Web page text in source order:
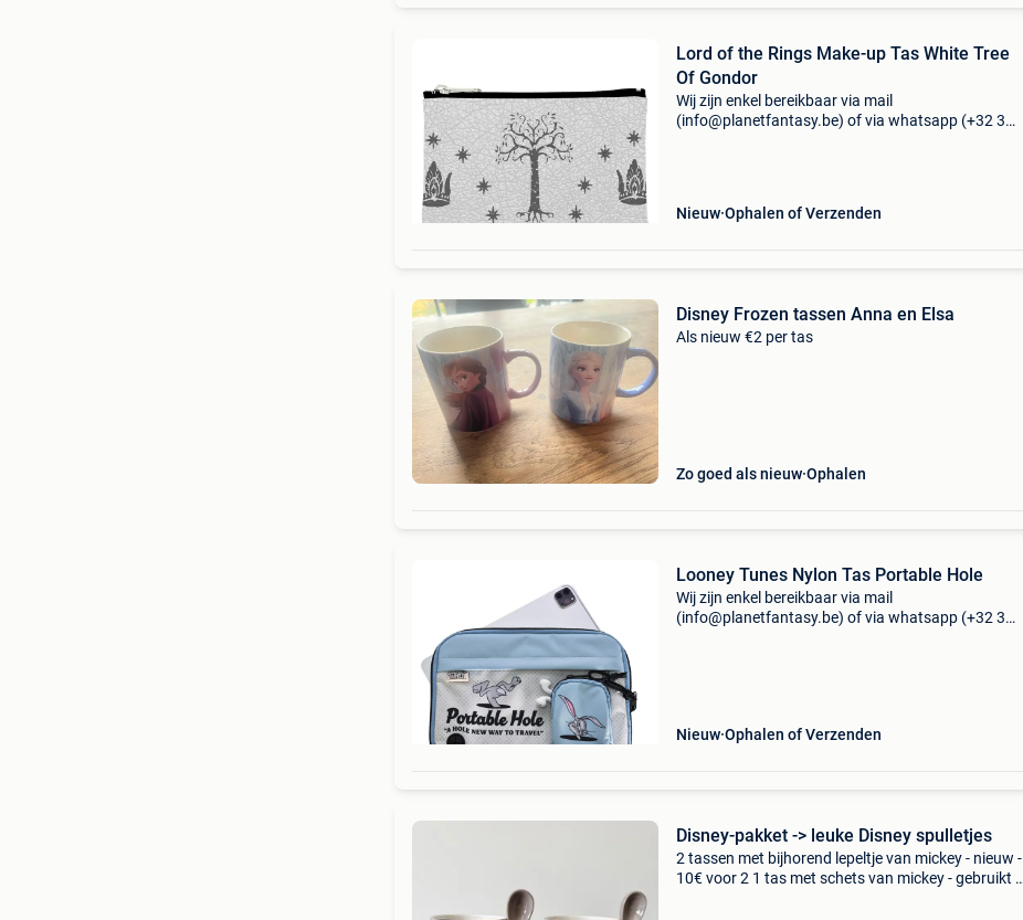
Lord of the Rings Make-up Tas White Tree
Of Gondor
Wij zijn enkel bereikbaar via mail
(info@planetfantasy.be) of via whatsapp (+32 3
Nieuw Ophalen of Verzenden
Disney Frozen tassen Anna en Elsa
Als nieuw €2 per tas
Zo goed als nieuw Ophalen
Looney Tunes Nylon Tas Portable Hole
Wij zijn enkel bereikbaar via mail
(info@planetfantasy.be) of via whatsapp (+32 3
Nieuw Ophalen of Verzenden
Disney-pakket -> leuke Disney spulletjes
2 tassen met bijhorend lepeltje van mickey - nieuw -
10€ voor 2 1 tas met schets van mickey - gebruikt -